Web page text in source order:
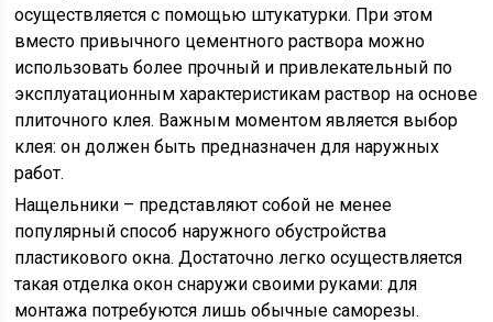
осуществляется с помощью штукатурки. При этом
вместо привычного цементного раствора можно
использовать более прочный и привлекательный по
эксплуатационным характеристикам раствор на основе
плиточного клея. Важным моментом является выбор
клея: он должен быть предназначен для наружных
работ.
Нащельники – представляют собой не менее
популярный способ наружного обустройства
пластикового окна. Достаточно легко осуществляется
такая отделка окон снаружи своими руками: для
монтажа потребуются лишь обычные саморезы.